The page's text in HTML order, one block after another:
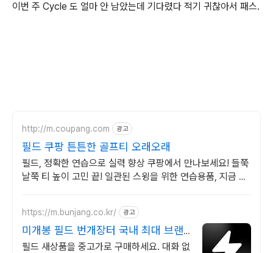
이번 주 Cycle 도 얼마 안 남았는데 기다렸다 적기 귀찮아서 패스.
http://m.coupang.com 광고
필드 쿠팡 튼튼한 골프티 오래오래
필드, 정확한 연습으로 실력 향상 쿠팡에서 만나보세요! 들쭉
날쭉 티 높이 고민 끝! 일관된 스윙을 위한 연습용품, 지금 구
https://m.bunjang.co.kr/ 광고
미개봉 필드 번개장터 국내 최대 브랜
드 중고거래
필드 새상품을 중고가로 구매하세요. 대화 없